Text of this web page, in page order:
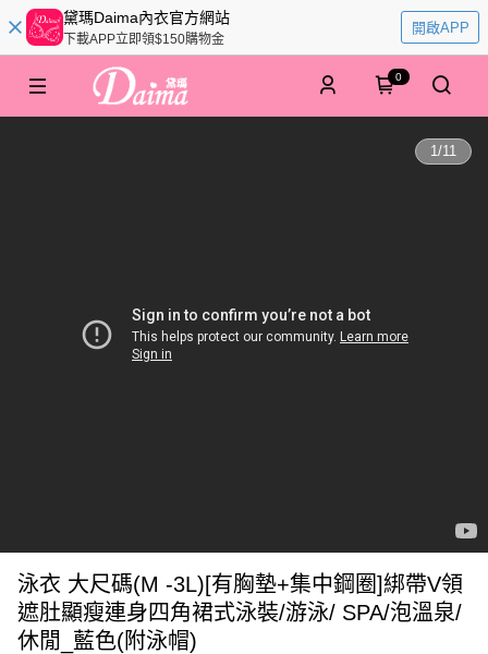
黛瑪Daima內衣官方網站
下載APP立即領$150購物金
開啟APP
0
1/11
泳衣 大尺碼(M -3L)[有胸墊+集中鋼圈]綁帶V領
遮肚顯瘦連身四角裙式泳裝/游泳/ SPA/泡溫泉/
休閒_藍色(附泳帽)